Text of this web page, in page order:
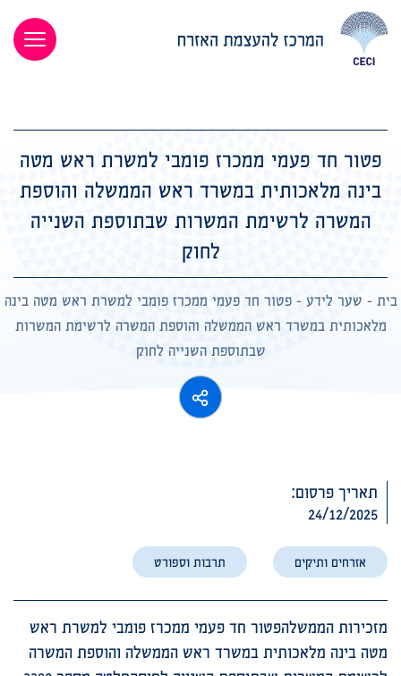
פטור חד פעמי ממכרז פומבי למשרת ראש מטה
בינה מלאכותית במשרד ראש הממשלה והוספת
המשרה לרשימת המשרות שבתוספת השנייה
לחוק
בית - שער לידע -פטור חד פעמי ממכרז פומבי למשרת ראש מטה בינה
מלאכותית במשרד ראש הממשלה והוספת המשרה לרשימת המשרות
שבתוספת השנייה לחוק
תאריך פרסום:
24/12/2025
אזרחים ותיקים תרבות וספורט
מזכירות הממשלהפטור חד פעמי ממכרז פומבי למשרת ראש
מטה בינה מלאכותית במשרד ראש הממשלה והוספת המשרה